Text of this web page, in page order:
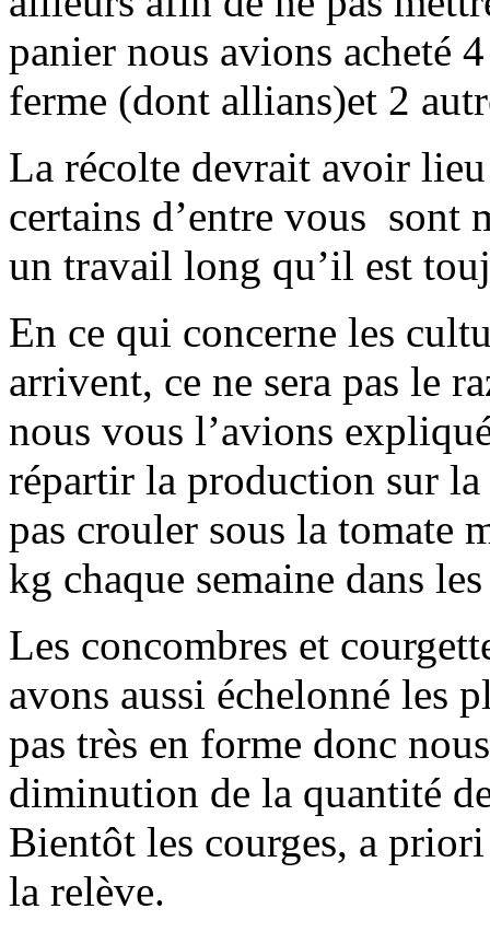
panier nous avions acheté
ferme (dont allians)et 2
La récolte devrait avoir
certains d’entre vous sont
un travail long qu’il est
En ce qui concerne les
arrivent, ce ne sera pas le
nous vous l’avions
répartir la production sur
pas crouler sous la tomate
kg chaque semaine dans
Les concombres et
avons aussi échelonné les
pas très en forme donc
diminution de la quantité
Bientôt les courges, a
la relève.